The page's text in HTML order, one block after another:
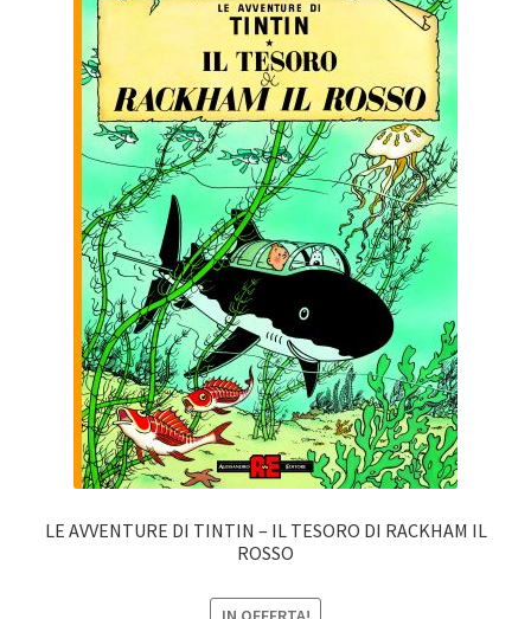
LE AVVENTURE DI TINTIN – IL TESORO DI RACKHAM IL
ROSSO